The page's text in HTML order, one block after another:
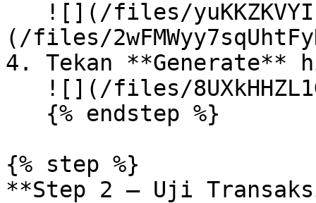
(/files/
4. Tekan **Generate**
{% step %}
**Step 2 — Uji